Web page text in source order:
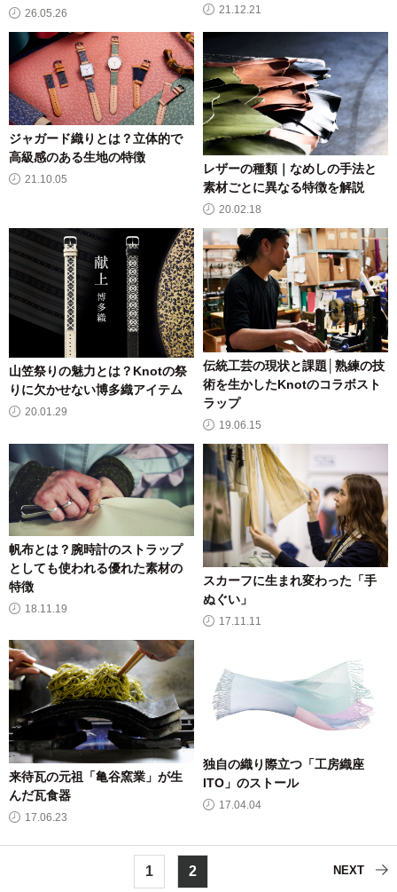
26.05.26 21.12.21
ジャガード織りとは？立体的で
高級感のある生地の特徴
21.10.05
レザーの種類｜なめしの手法と
素材ごとに異なる特徴を解説
20.02.18
山笠祭りの魅力とは？Knotの祭
りに欠かせない博多織アイテム
20.01.29
伝統工芸の現状と課題│熟練の技
術を生かしたKnotのコラボスト
ラップ
19.06.15
帆布とは？腕時計のストラップ
としても使われる優れた素材の
特徴
18.11.19
スカーフに生まれ変わった「手
ぬぐい」
17.11.11
来待瓦の元祖「亀谷窯業」が生
んだ瓦食器
17.06.23
独自の織り際立つ「工房織座
ITO」のストール
17.04.04
1 2 NEXT